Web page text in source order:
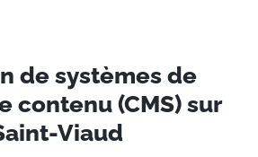
de systèmes de
contenu (CMS) sur
Viaud